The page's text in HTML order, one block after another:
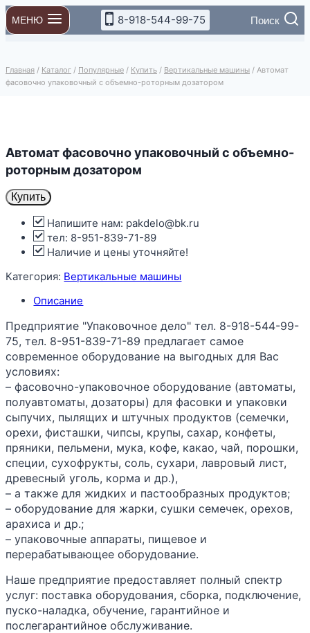
Перейти
к
содержимому
МЕНЮ 8-918-544-99-75 Поиск
Главная / Каталог / Популярные / Купить / Вертикальные машины / Автомат
фасовочно упаковочный с объемно-роторным дозатором
Автомат фасовочно упаковочный с объемно-
роторным дозатором
Купить
Напишите нам: pakdelo@bk.ru
тел: 8-951-839-71-89
Наличие и цены уточняйте!
Категория: Вертикальные машины
Описание
Предприятие "Упаковочное дело" тел. 8-918-544-99-
75, тел. 8-951-839-71-89 предлагает самое
современное оборудование на выгодных для Вас
условиях:
– фасовочно-упаковочное оборудование (автоматы,
полуавтоматы, дозаторы) для фасовки и упаковки
сыпучих, пылящих и штучных продуктов (семечки,
орехи, фисташки, чипсы, крупы, сахар, конфеты,
пряники, пельмени, мука, кофе, какао, чай, порошки,
специи, сухофрукты, соль, сухари, лавровый лист,
древесный уголь, корма и др.),
– а также для жидких и пастообразных продуктов;
– оборудование для жарки, сушки семечек, орехов,
арахиса и др.;
– упаковочные аппараты, пищевое и
перерабатывающее оборудование.
Наше предприятие предоставляет полный спектр
услуг: поставка оборудования, сборка, подключение,
пуско-наладка, обучение, гарантийное и
послегарантийное обслуживание.